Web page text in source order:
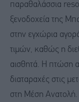
παραθαλάσσια
ξενοδοχεία της
στην εγχώρια
τιμών, καθώς η
αισθητά. Η πτώση
διαταραχές στις
στη Μέση Ανατολή.